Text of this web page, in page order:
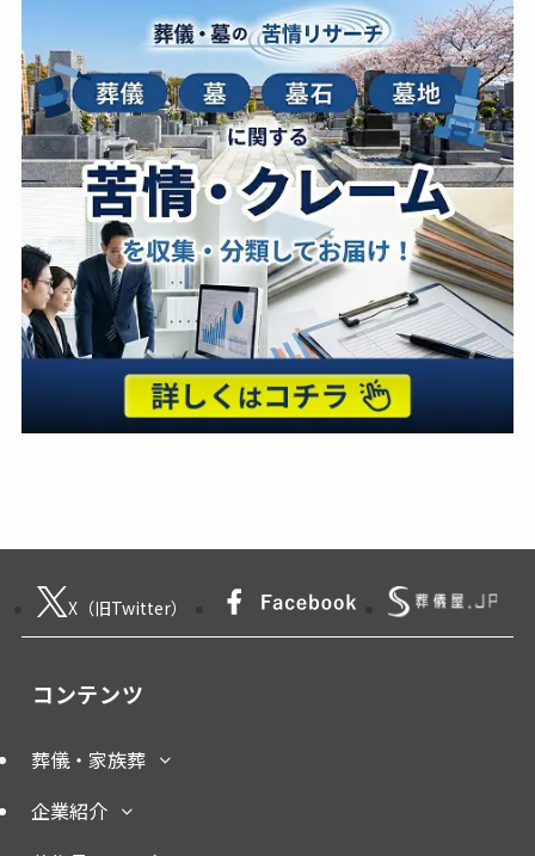
X（旧Twitter）
コンテンツ
葬儀・家族葬
企業紹介